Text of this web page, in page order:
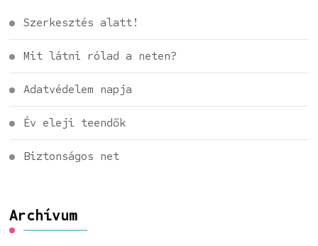
Szerkesztés alatt!
Mit látni rólad a neten?
Adatvédelem napja
Év eleji teendők
Biztonságos net
Archívum